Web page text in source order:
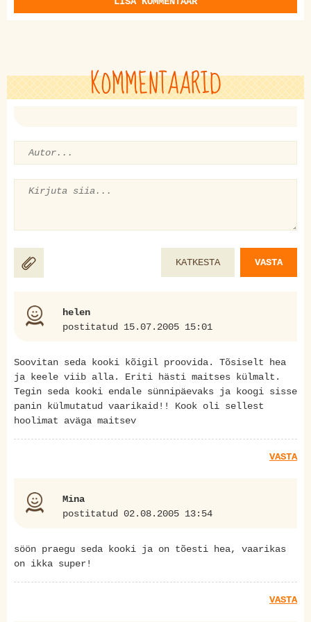
KOMMENTAARID
KATKESTA VASTA
helen
postitatud 15.07.2005 15:01
Soovitan seda kooki kõigil proovida. Tõsiselt hea
ja keele viib alla. Eriti hästi maitses külmalt.
Tegin seda kooki endale sünnipäevaks ja koogi sisse
panin külmutatud vaarikaid!! Kook oli sellest
hoolimat aväga maitsev
VASTA
Mina
postitatud 02.08.2005 13:54
söön praegu seda kooki ja on tõesti hea, vaarikas
on ikka super!
VASTA